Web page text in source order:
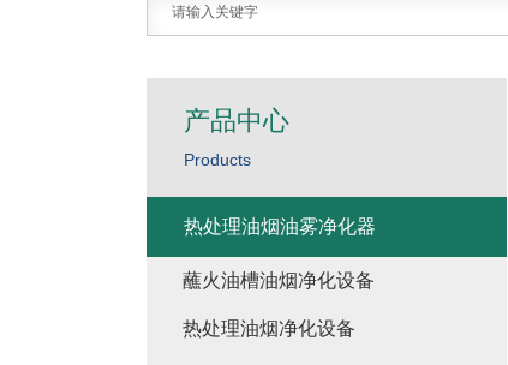
产品中心
Products
热处理油烟油雾净化器
蘸火油槽油烟净化设备
热处理油烟净化设备